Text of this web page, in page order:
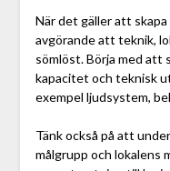
När det gäller att
avgörande att teknik,
sömlöst. Börja med att
kapacitet och teknisk
exempel ljudsystem,
Tänk också på att
målgrupp och lokalens